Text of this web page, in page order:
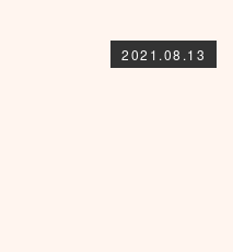
2021.08.13